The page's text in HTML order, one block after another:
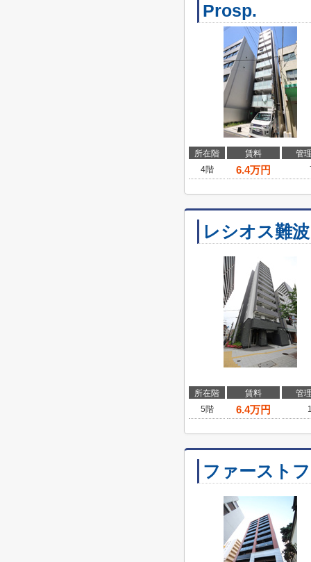
Prosp.
所在階 賃料
管
4階
6.4万円
レシオス難波
所在階 賃料
管
5階
6.4万円
ファースト